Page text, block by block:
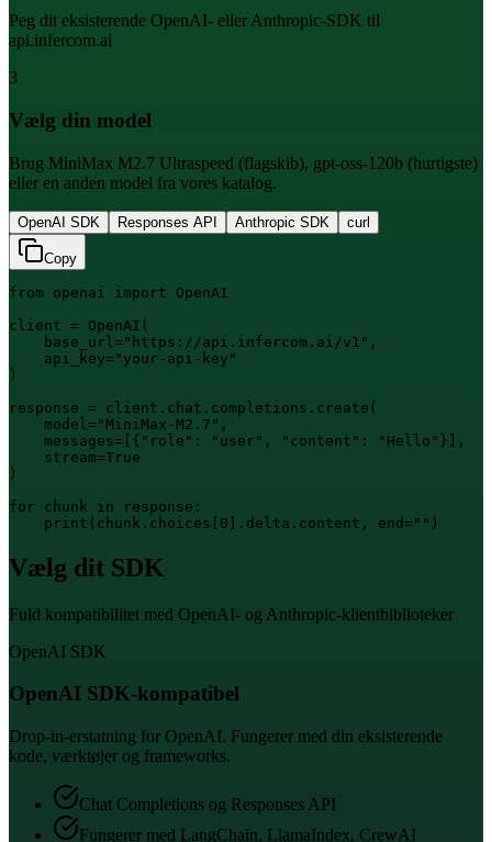
Peg dit eksisterende OpenAI- eller Anthropic-SDK til
api.infercom.ai
3
Vælg din model
Brug MiniMax M2.7 Ultraspeed (flagskib), gpt-oss-120b (hurtigste)
eller en anden model fra vores katalog.
OpenAI SDK Responses API Anthropic SDK curl
Copy
from openai import OpenAI
client = OpenAI(
    base_url="https://api.infercom.ai/v1",
    api_key="your-api-key"
)
response = client.chat.completions.create(
    model="MiniMax-M2.7",
    messages=[{"role": "user", "content": "Hello"}],
    stream=True
)
for chunk in response:
    print(chunk.choices[0].delta.content, end="")
Vælg dit SDK
Fuld kompatibilitet med OpenAI- og Anthropic-klientbiblioteker
OpenAI SDK
OpenAI SDK-kompatibel
Drop-in-erstatning for OpenAI. Fungerer med din eksisterende
kode, værktøjer og frameworks.
Chat Completions og Responses API
Fungerer med LangChain, LlamaIndex, CrewAI